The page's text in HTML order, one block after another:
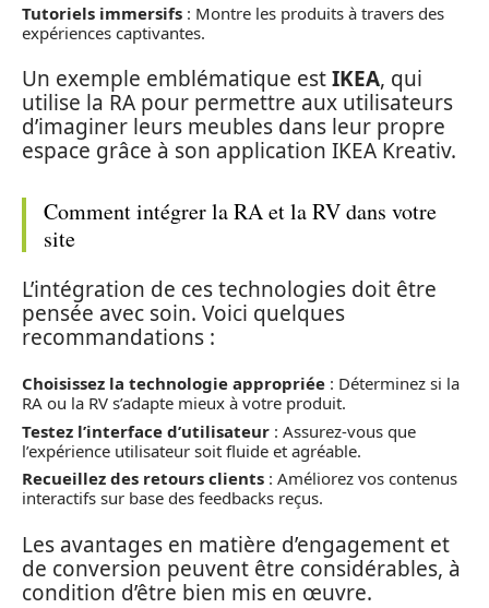
Tutoriels immersifs : Montre les produits à travers des
expériences captivantes.
Un exemple emblématique estIKEA, qui
utilise la RA pour permettre aux utilisateurs
d’imaginer leurs meubles dans leur propre
espace grâce à son application IKEA Kreativ.
Comment intégrer la RA et la RV dans votre
site
L’intégration de ces technologies doit être
pensée avec soin. Voici quelques
recommandations :
Choisissez la technologie appropriée : Déterminez si la
RA ou la RV s’adapte mieux à votre produit.
Testez l’interface d’utilisateur : Assurez-vous que
l’expérience utilisateur soit fluide et agréable.
Recueillez des retours clients : Améliorez vos contenus
interactifs sur base des feedbacks reçus.
Les avantages en matière d’engagement et
de conversion peuvent être considérables, à
condition d’être bien mis en œuvre.